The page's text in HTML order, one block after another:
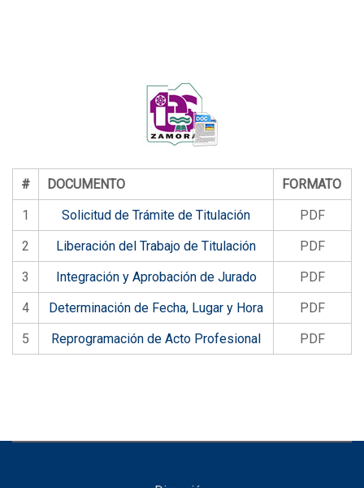
# DOCUMENTO
FORMATO
1
Solicitud de Trámite de Titulación
PDF
2
Liberación del Trabajo de Titulación
PDF
3
Integración y Aprobación de Jurado
PDF
4
Determinación de Fecha, Lugar y Hora
PDF
5
Reprogramación de Acto Profesional PDF